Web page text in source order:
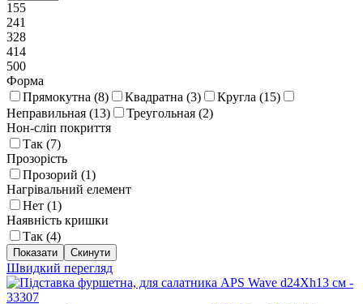
155
241
328
414
500
Форма
Прямокутна (8) Квадратна (3) Кругла (15)
Неправильная (13) Треугольная (2)
Нон-сліп покриття
Так (7)
Прозорість
Прозорий (1)
Нагрівальний елемент
Нет (1)
Наявність кришки
Так (4)
Швидкий перегляд